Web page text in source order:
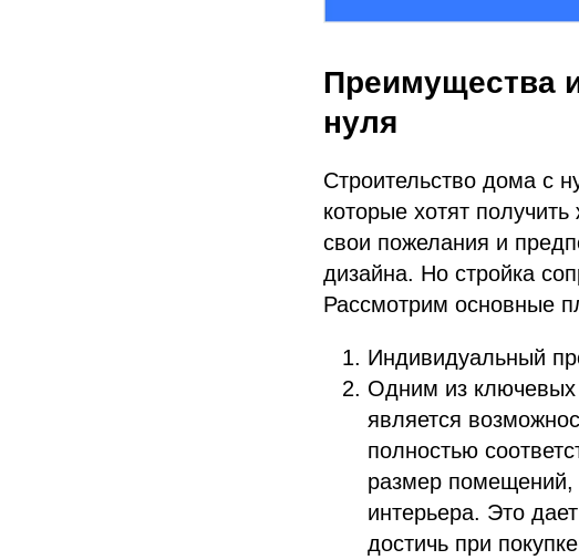
Преимущества
нуля
Строительство дома с
которые хотят
свои пожелания и
дизайна. Но стройка
Рассмотрим основные
Индивидуальный
Одним из ключевых
является
полностью
размер помещений,
интерьера. Это
достичь при